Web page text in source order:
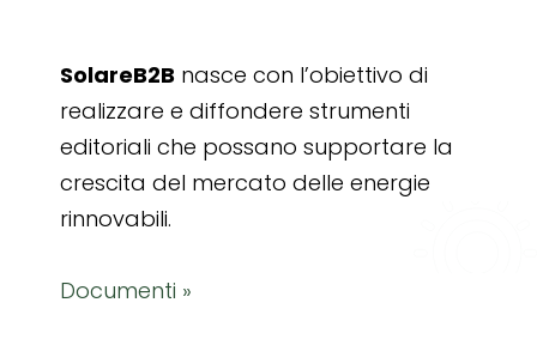
SolareB2B nasce con l’obiettivo di
realizzare e diffondere strumenti
editoriali che possano supportare la
crescita del mercato delle energie
rinnovabili.
Documenti »